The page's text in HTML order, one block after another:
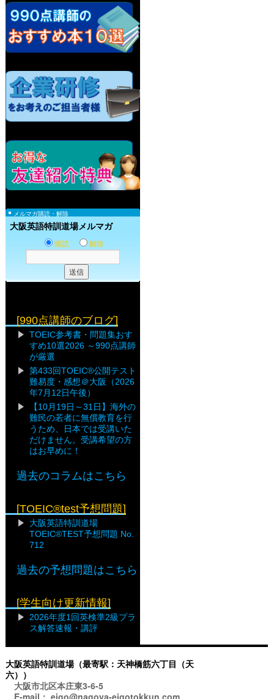
メルマガ購読・解除
大阪英語特訓道場メルマガ
購読 解除
[990点講師のブログ]
TOEIC参考書・問題集おす
すめ10選2026 ～990点講師
が厳選
第433回TOEIC®公開テスト
難易度・感想＠大阪（2026
年7月12日午後）
【10月19日～31日】海外の
難民の若者に無償教育を行
うため、日本では受講いた
だけません。受講希望の方
はお早めに！
過去のコラムはこちら
[TOEIC®test予想問題]
大阪英語特訓道場
TOEIC®TEST予想問題 No.
712
過去の予想問題はこちら
[学生向け更新情報]
2026年度1回英検準2級プラ
ス解答速報・講評
大阪英語特訓道場（最寄駅：天神橋筋六丁目（天
六））
大阪市北区本庄東3-6-5